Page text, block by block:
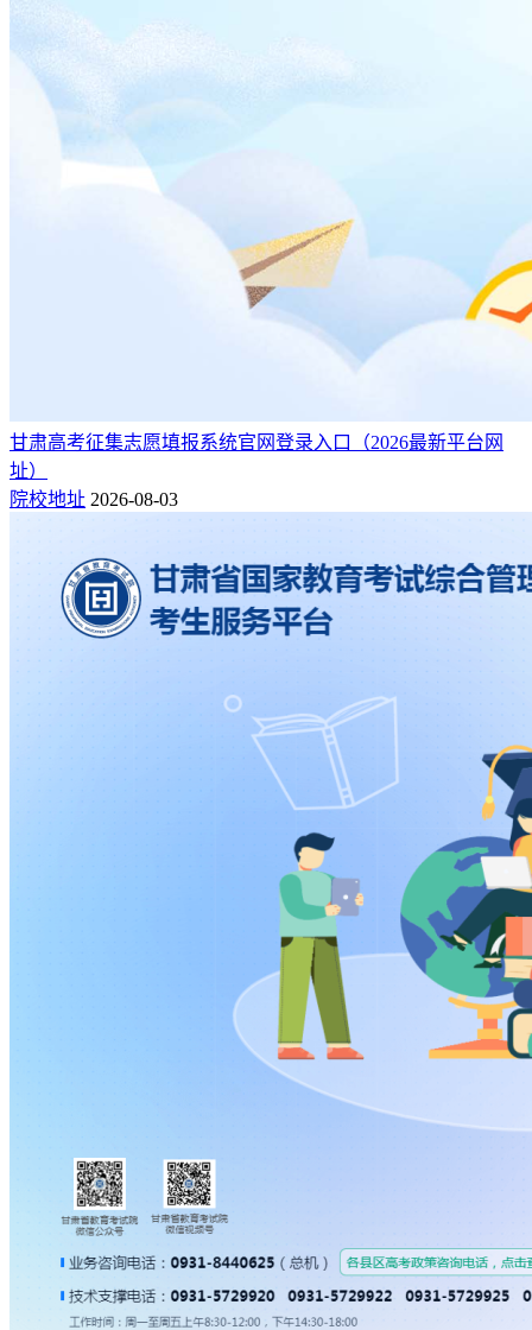
甘肃高考征集志愿填报系统官网登录入口（2026最新平台网
址）
院校地址 2026-08-03